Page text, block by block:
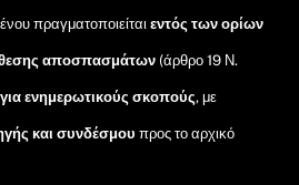
πραγματοποιείταιεντός των ορίων
αποσπασμάτων (άρθρο 19 Ν.
ενημερωτικούς σκοπούς, με
και συνδέσμου προς το αρχικό